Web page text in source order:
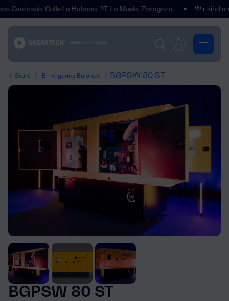
Calle La Habana, 27, La Muela, Zaragoza. Wir sind
Start / Emergency Balance / BGPSW 80 ST
BGPSW 80 ST